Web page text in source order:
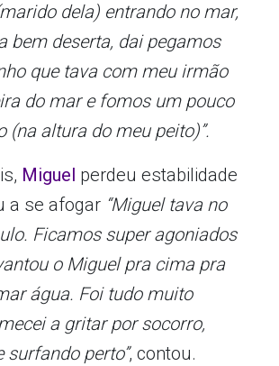
dela) entrando no mar,
bem deserta, dai pegamos
que tava com meu irmão
do mar e fomos um pouco
(na altura do meu peito)”.
Miguel perdeu estabilidade
a se afogar “Miguel tava no
Ficamos super agoniados
o Miguel pra cima pra
água. Foi tudo muito
a gritar por socorro,
surfando perto”, contou.